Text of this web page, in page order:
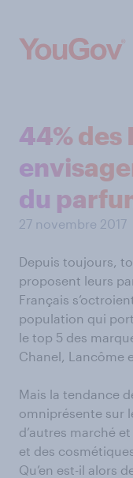
44% des
du
27 novembre 2017
Depuis toujours,
proposent leurs
Français
population qui
le top 5 des
Chanel, Lancôme
Mais la tendance
omniprésente sur
d’autres marché
et des
Qu’en est-il alors